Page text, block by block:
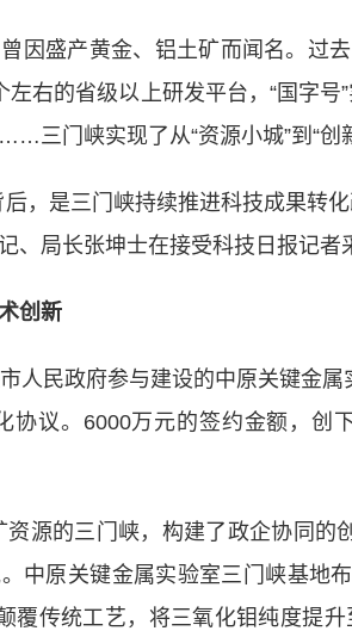
盛产黄金、铝土矿而闻名。过去
左右的省级以上研发平台，“国字
三门峡实现了从“资源小城”到“创
是三门峡持续推进科技成果转化
、局长张坤士在接受科技日报记者
创新
民政府参与建设的中原关键金属
协议。6000万元的签约金额，创
的三门峡，构建了政企协同的
中原关键金属实验室三门峡基地
覆传统工艺，将三氧化钼纯度提